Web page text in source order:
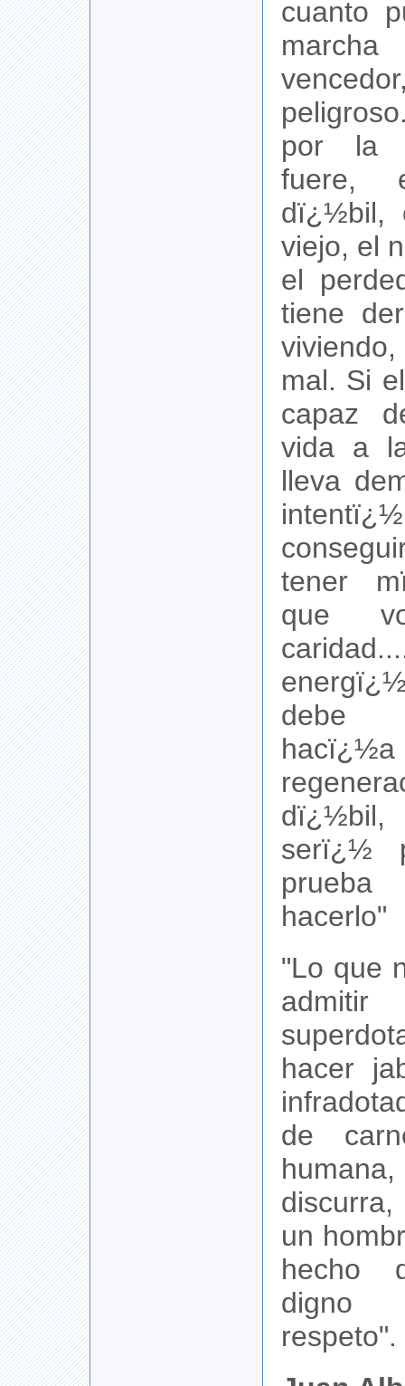
cuanto
por la
fuere,
dï¿½bil,
viejo, el
el
tiene
mal. Si
capaz
vida a
lleva
tener
que
debe
dï¿½bil,
serï¿½
prueba
hacerlo"
"Lo que
hacer
de
un
hecho
digno
respeto".